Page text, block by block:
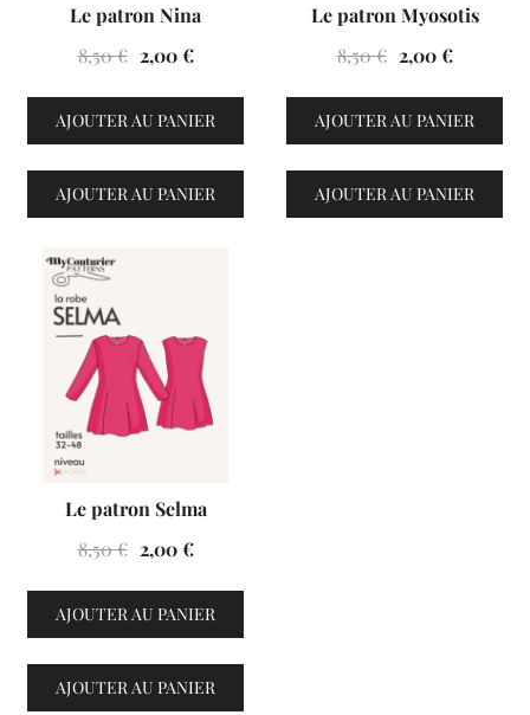
Le patron Nina
8,50€ Le
initial
était :
8,50 €.
2,00€Le
actuel
est :
2,00 €.
AJOUTER AU PANIER
AJOUTER AU PANIER
Le patron Myosotis
8,50€ Le
initial
était :
8,50 €.
2,00€Le
actuel
est :
2,00 €.
AJOUTER AU PANIER
AJOUTER AU PANIER
VENTES À 2€
Le patron Selma
8,50€ Le
initial
était :
8,50 €.
2,00€Le
actuel
est :
2,00 €.
AJOUTER AU PANIER
AJOUTER AU PANIER